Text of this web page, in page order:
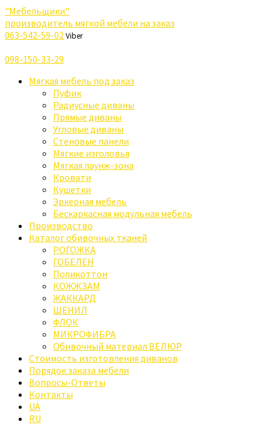
"Мебельщики"
производитель мягкой мебели на заказ
063-542-59-02Viber
098-150-33-29
Мягкая мебель под заказ
Пуфик
Радиусные диваны
Прямые диваны
Угловые диваны
Стеновые панели
Мягкие изголовья
Мягкая лаунж-зона
Кровати
Кушетки
Эркерная мебель
Бескаркасная модульная мебель
Производство
Каталог обивочных тканей
РОГОЖКА
ГОБЕЛЕН
Поликоттон
КОЖЖЗАМ
ЖАККАРД
ШЕНИЛ
ФЛОК
МИКРОФИБРА
Обивочный материал ВЕЛЮР
Стоимость изготовления диванов
Порядок заказа мебели
Вопросы-Ответы
Контакты
UA
RU